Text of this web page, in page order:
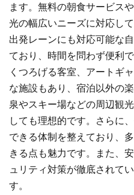
ます。無料の朝食サービス
光の幅広いニーズに対応し
出発レーンにも対応可能な
ており、時間を問わず便利
くつろげる客室、アートギ
な施設もあり、宿泊以外の
泉やスキー場などの周辺観
しても理想的です。さらに
できる体制を整えており、
きる点も魅力です。また、
ュリティ対策が徹底されて
す。